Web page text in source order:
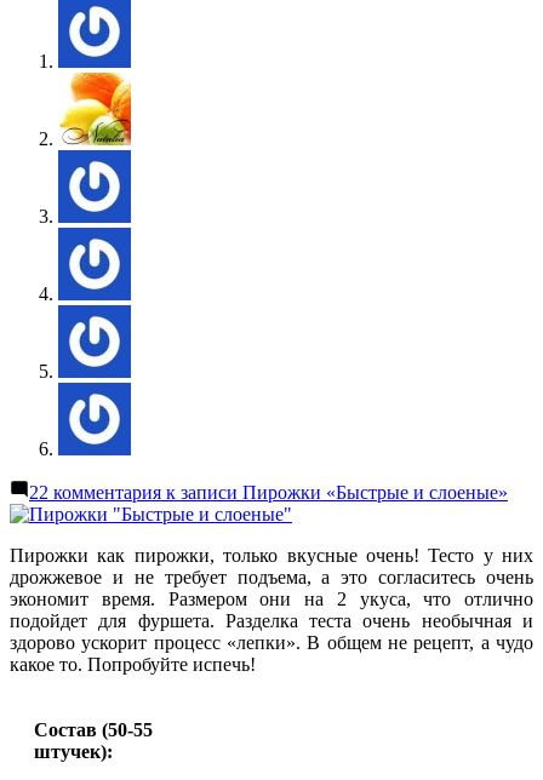
22 комментария к записи Пирожки «Быстрые и слоеные»
Пирожки как пирожки, только вкусные очень! Тесто у них
дрожжевое и не требует подъема, а это согласитесь очень
экономит время. Размером они на 2 укуса, что отлично
подойдет для фуршета. Разделка теста очень необычная и
здорово ускорит процесс «лепки». В общем не рецепт, а чудо
какое то. Попробуйте испечь!
Состав (50-55
штучек):